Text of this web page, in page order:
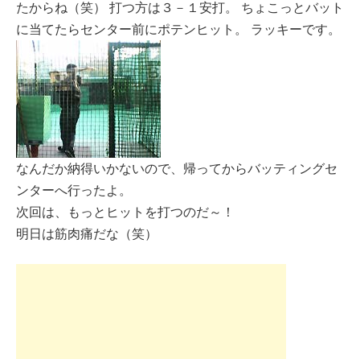
たからね（笑） 打つ方は３－１安打。 ちょこっとバット
に当てたらセンター前にポテンヒット。 ラッキーです。
なんだか納得いかないので、帰ってからバッティングセ
ンターへ行ったよ。
次回は、もっとヒットを打つのだ～！
明日は筋肉痛だな（笑）